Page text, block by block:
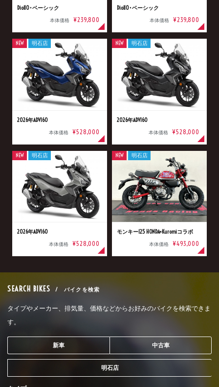
Dio110･ベーシック
本体価格 ¥239,800
Dio110･ベーシック
本体価格 ¥239,800
2026年ADV160
本体価格 ¥528,000
NEW 明石店
2026年ADV160
本体価格 ¥528,000
NEW 明石店
2026年ADV160
本体価格 ¥528,000
NEW 明石店
モンキー125 HONDA×Kuromiコラボ
本体価格 ¥493,000
NEW 明石店
SEARCH BIKES / バイクを検索
タイプやメーカー、排気量、価格などからお好みのバイクを検索できま
す。
新車 中古車
明石店